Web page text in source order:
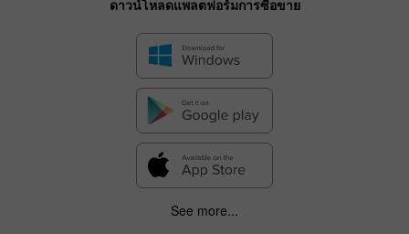
ดาวน์โหลดแพลตฟอร์มการซื้อขาย
See more...